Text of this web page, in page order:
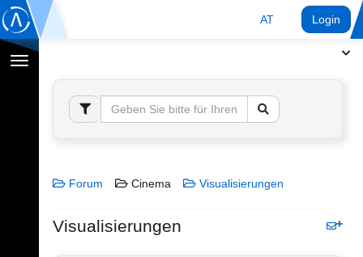
AT Login
Navigation
umschalten
Forum Cinema Visualisierungen
Visualisierungen